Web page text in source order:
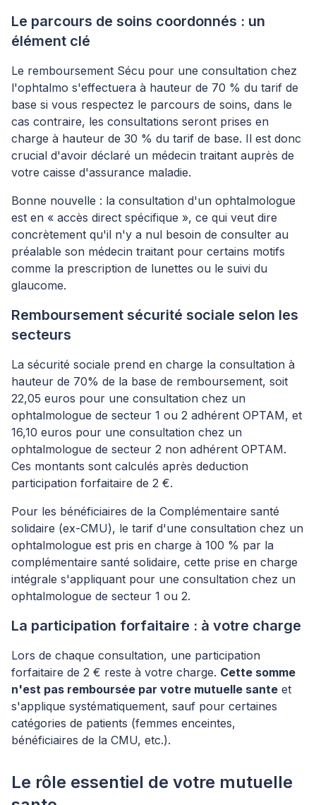
Le parcours de soins coordonnés : un
élément clé
Le remboursement Sécu pour une consultation chez
l'ophtalmo s'effectuera à hauteur de 70 % du tarif de
base si vous respectez le parcours de soins, dans le
cas contraire, les consultations seront prises en
charge à hauteur de 30 % du tarif de base. Il est donc
crucial d'avoir déclaré un médecin traitant auprès de
votre caisse d'assurance maladie.
Bonne nouvelle : la consultation d'un ophtalmologue
est en « accès direct spécifique », ce qui veut dire
concrètement qu'il n'y a nul besoin de consulter au
préalable son médecin traitant pour certains motifs
comme la prescription de lunettes ou le suivi du
glaucome.
Remboursement sécurité sociale selon les
secteurs
La sécurité sociale prend en charge la consultation à
hauteur de 70% de la base de remboursement, soit
22,05 euros pour une consultation chez un
ophtalmologue de secteur 1 ou 2 adhérent OPTAM, et
16,10 euros pour une consultation chez un
ophtalmologue de secteur 2 non adhérent OPTAM.
Ces montants sont calculés après deduction
participation forfaitaire de 2 €.
Pour les bénéficiaires de la Complémentaire santé
solidaire (ex-CMU), le tarif d'une consultation chez un
ophtalmologue est pris en charge à 100 % par la
complémentaire santé solidaire, cette prise en charge
intégrale s'appliquant pour une consultation chez un
ophtalmologue de secteur 1 ou 2.
La participation forfaitaire : à votre charge
Lors de chaque consultation, une participation
forfaitaire de 2 € reste à votre charge. Cette somme
n'est pas remboursée par votre mutuelle sante et
s'applique systématiquement, sauf pour certaines
catégories de patients (femmes enceintes,
bénéficiaires de la CMU, etc.).
Le rôle essentiel de votre mutuelle